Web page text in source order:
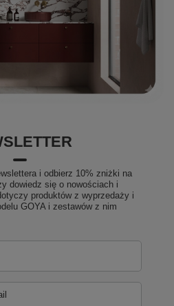
i odbierz 10% zniżki na
dowiedz się o nowościach i
produktów z wyprzedaży i
GOYA i zestawów z nim